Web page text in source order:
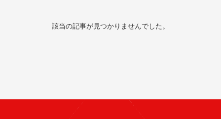
該当の記事が見つかりませんでした。